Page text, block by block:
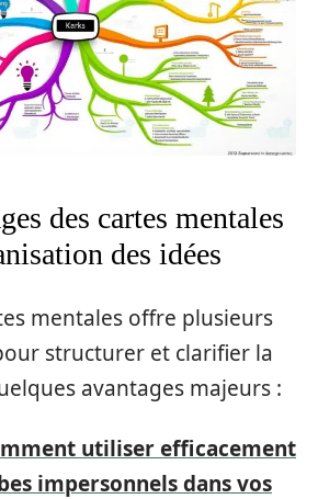
des cartes mentales
des idées
mentales offre plusieurs
structurer et clarifier la
avantages majeurs :
utiliser efficacement
impersonnels dans vos